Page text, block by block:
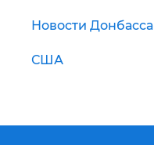
Новости Донбасса
США